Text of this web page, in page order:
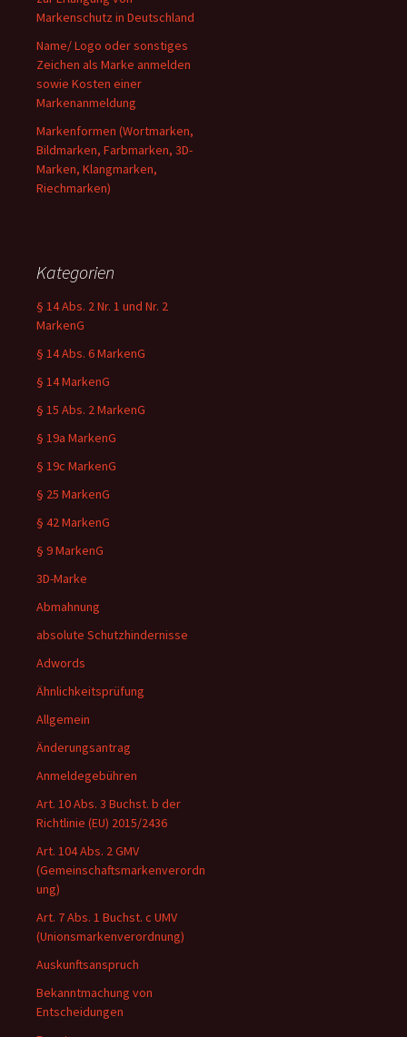
Markenschutz in Deutschland
Name/ Logo oder sonstiges
Zeichen als Marke anmelden
sowie Kosten einer
Markenanmeldung
Markenformen (Wortmarken,
Bildmarken, Farbmarken, 3D-
Marken, Klangmarken,
Riechmarken)
Kategorien
§ 14 Abs. 2 Nr. 1 und Nr. 2
MarkenG
§ 14 Abs. 6 MarkenG
§ 14 MarkenG
§ 15 Abs. 2 MarkenG
§ 19a MarkenG
§ 19c MarkenG
§ 25 MarkenG
§ 42 MarkenG
§ 9 MarkenG
3D-Marke
Abmahnung
absolute Schutzhindernisse
Adwords
Ähnlichkeitsprüfung
Allgemein
Änderungsantrag
Anmeldegebühren
Art. 10 Abs. 3 Buchst. b der
Richtlinie (EU) 2015/2436
Art. 104 Abs. 2 GMV
(Gemeinschaftsmarkenverordn
ung)
Art. 7 Abs. 1 Buchst. c UMV
(Unionsmarkenverordnung)
Auskunftsanspruch
Bekanntmachung von
Entscheidungen